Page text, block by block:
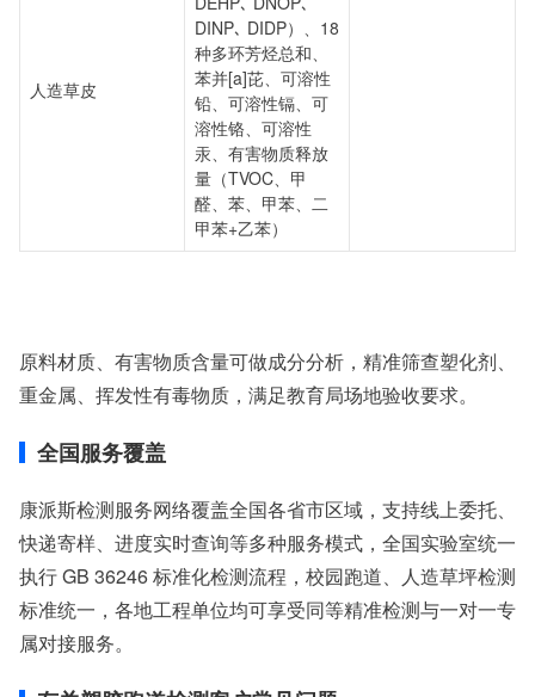
人造草皮
DINP､ DIDP）、18
种多环芳烃总和、
苯并[a]芘、可溶性
铅、可溶性镉、可
溶性铬、可溶性
汞、有害物质释放
量（TVOC、甲
醛、苯、甲苯、二
甲苯+乙苯）
原料材质、有害物质含量可做成分分析，精准筛查塑化剂、
重金属、挥发性有毒物质，满足教育局场地验收要求。
全国服务覆盖
康派斯检测服务网络覆盖全国各省市区域，支持线上委托、
快递寄样、进度实时查询等多种服务模式，全国实验室统一
执行 GB 36246 标准化检测流程，校园跑道、人造草坪检测
标准统一，各地工程单位均可享受同等精准检测与一对一专
属对接服务。